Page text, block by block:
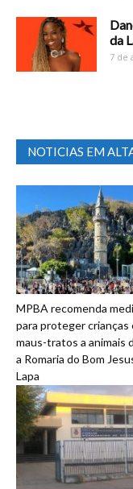
da
7 de
NOTICIAS EM
MPBA recomenda
para proteger crianças
maus-tratos a animais
a Romaria do Bom
Lapa